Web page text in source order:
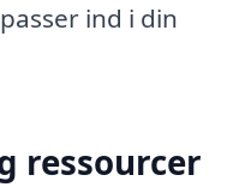
ind i din
ressourcer